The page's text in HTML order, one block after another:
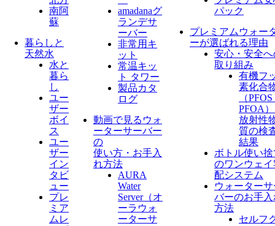
南阿
蘇
暮らしと
天然水
水と
暮ら
し
ユー
ザー
ボイ
ス
ユー
ザー
イン
タビ
ュー
プレ
ミア
ムレ
amadanaグ
ランデサ
ーバー
非常用キ
ット
常温キッ
ト タワー
製品カタ
ログ
動画で見るウォ
ーターサーバー
の
使い方・お手入
れ方法
AURA
Water
Server​（オ
ーラウォ
ーターサ
パック
プレミアムウォー
ーが選ばれる理由
安心・安全へ
取り組み
有機フ
素化合
（
PFOA
放射性
質の検
結果
ボトル使い捨
のワンウェイ
配システム
ウォーター
バーのお手入
方法
セルフ